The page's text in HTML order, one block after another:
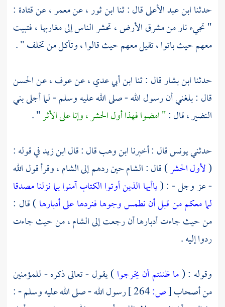
حدثناابن عبد الأعلىقال : ثناابن ثور، عنمعمر، عنقتادة :
" تجيء نار من مشرق الأرض ، تحشر الناس إلى مغاربها ، فتبيت
معهم حيث باتوا ، تقيل معهم حيث قالوا ، وتأكل من تخلف " .
حدثناابن بشارقال : ثناابن أبي عدي، عنعوف، عنالحسن
قال : بلغني أن رسول الله - صلى الله عليه وسلم - لما أجلىبني
النضير ،قال :" امضوا فهذا أول الحشر ، وإنا على الأثر" .
حدثنييونسقال : أخبرناابن وهبقال : قالابن زيدفي قوله :
(لأول الحشر) قال :الشامحين ردهم إلىالشام ،وقرأ قول الله
- عز وجل - : (ياأيها الذين أوتوا الكتاب آمنوا بما نزلنا مصدقا
لما معكم من قبل أن نطمس وجوها فنردها على أدبارها) قال :
من حيث جاءت أدبارها أن رجعت إلىالشام ،من حيث جاءت
ردوا إليه .
وقوله : (ما ظننتم أن يخرجوا) يقول - تعالى ذكره - للمؤمنين
من أصحاب[ص:
رسول الله - صلى الله عليه وسلم - :